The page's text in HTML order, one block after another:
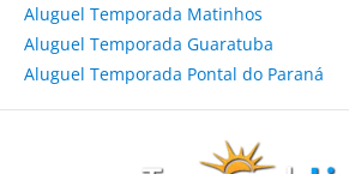
Aluguel Temporada Matinhos
Aluguel Temporada Guaratuba
Aluguel Temporada Pontal do Paraná